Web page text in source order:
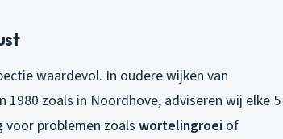
waardevol. In oudere wijken van
zoals in Noordhove, adviseren wij elke 5
problemen zoals wortelingroei of